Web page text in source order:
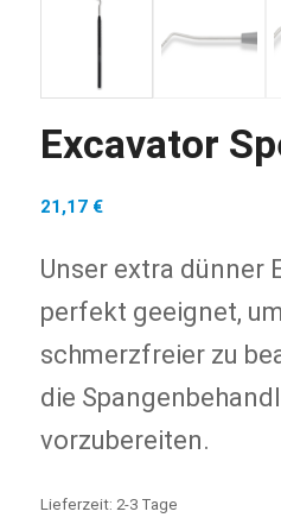
Excavator
21,17 €
Unser extra dünner
perfekt geeignet,
schmerzfreier zu
die
vorzubereiten.
Lieferzeit: 2-3 Tage